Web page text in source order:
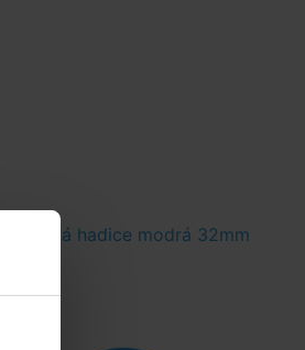
Bazénová hadice modrá 32mm